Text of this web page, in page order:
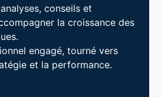
conseils et
la croissance des
engagé, tourné vers
et la performance.